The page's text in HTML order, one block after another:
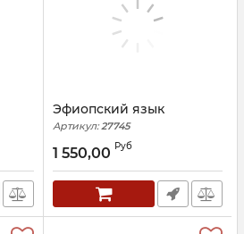
Эфиопский язык
Артикул: 27745
1 550,00 Руб